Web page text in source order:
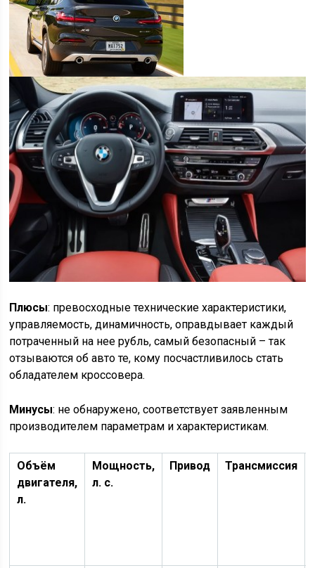
Плюсы: превосходные технические характеристики,
управляемость, динамичность, оправдывает каждый
потраченный на нее рубль, самый безопасный – так
отзываются об авто те, кому посчастливилось стать
обладателем кроссовера.
Минусы: не обнаружено, соответствует заявленным
производителем параметрам и характеристикам.
Объём
двигателя,
л.
Мощность,
л. с.
Привод Трансмиссия